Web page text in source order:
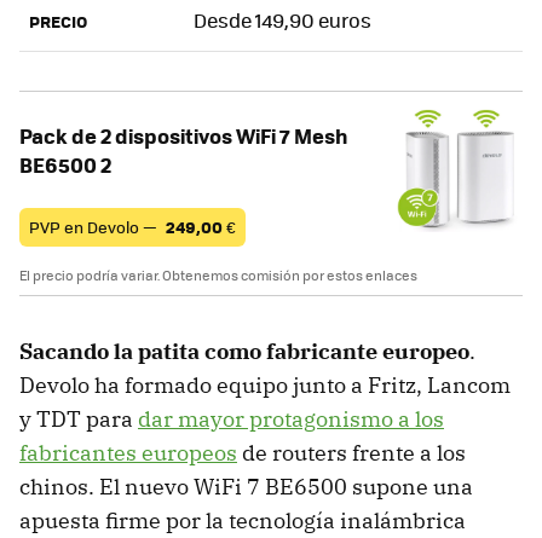
PRECIO Desde 149,90 euros
Pack de 2 dispositivos WiFi 7 Mesh
BE6500 2
PVP en Devolo — 249,00€
El precio podría variar. Obtenemos comisión por estos enlaces
Sacando la patita como fabricante europeo.
Devolo ha formado equipo junto a Fritz, Lancom
y TDT para dar mayor protagonismo a los
fabricantes europeos de routers frente a los
chinos. El nuevo WiFi 7 BE6500 supone una
apuesta firme por la tecnología inalámbrica